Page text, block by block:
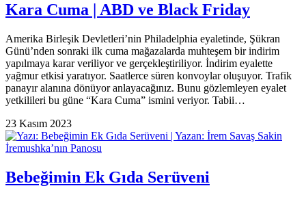
Kara Cuma | ABD ve Black Friday
Amerika Birleşik Devletleri’nin Philadelphia eyaletinde, Şükran
Günü’nden sonraki ilk cuma mağazalarda muhteşem bir indirim
yapılmaya karar veriliyor ve gerçekleştiriliyor. İndirim eyalette
yağmur etkisi yaratıyor. Saatlerce süren konvoylar oluşuyor. Trafik
panayır alanına dönüyor anlayacağınız. Bunu gözlemleyen eyalet
yetkilileri bu güne “Kara Cuma” ismini veriyor. Tabii…
23 Kasım 2023
İremushka’nın Panosu
Bebeğimin Ek Gıda Serüveni